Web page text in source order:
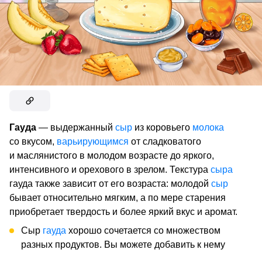
Гауда — выдержанный сыр из коровьего молока
со вкусом, варьирующимся от сладковатого
и маслянистого в молодом возрасте до яркого,
интенсивного и орехового в зрелом. Текстура сыра
гауда также зависит от его возраста: молодой сыр
бывает относительно мягким, а по мере старения
приобретает твердость и более яркий вкус и аромат.
Сыр гауда хорошо сочетается со множеством
разных продуктов. Вы можете добавить к нему